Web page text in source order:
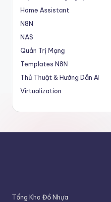
m
ộ
t
b
o
Home Assistant
N8N
NAS
Quản Trị Mạng
Templates N8N
Thủ Thuật & Hướng Dẫn AI
Virtualization
Tổng Kho Đồ Nhựa